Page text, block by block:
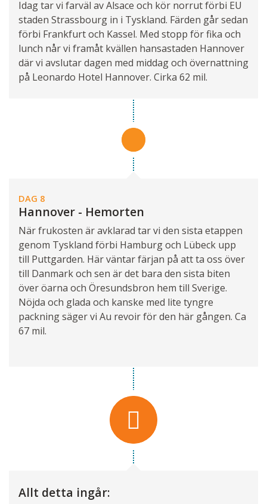
Idag tar vi farväl av Alsace och kör norrut förbi EU
staden Strassbourg in i Tyskland. Färden går sedan
förbi Frankfurt och Kassel. Med stopp för fika och
lunch når vi framåt kvällen hansastaden Hannover
där vi avslutar dagen med middag och övernattning
på Leonardo Hotel Hannover. Cirka 62 mil.
DAG 8
Hannover - Hemorten
När frukosten är avklarad tar vi den sista etappen
genom Tyskland förbi Hamburg och Lübeck upp
till Puttgarden. Här väntar färjan på att ta oss över
till Danmark och sen är det bara den sista biten
över öarna och Öresundsbron hem till Sverige.
Nöjda och glada och kanske med lite tyngre
packning säger vi Au revoir för den här gången. Ca
67 mil.
Allt detta ingår: